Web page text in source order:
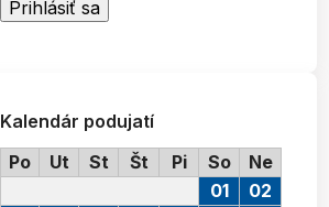
Kalendár podujatí
Po
Ut St Št Pi So Ne
01
02